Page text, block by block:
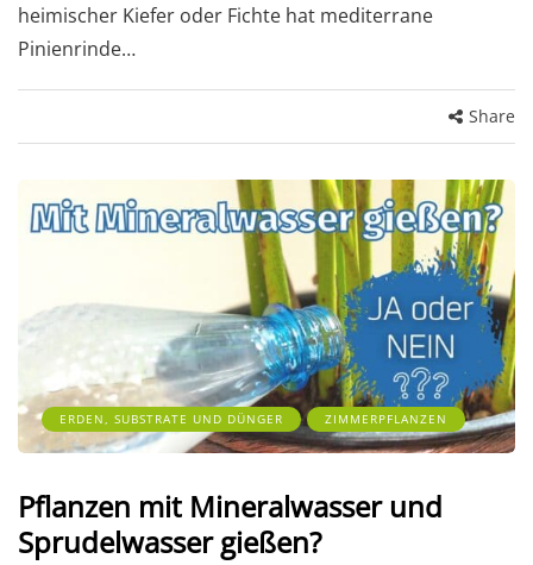
heimischer Kiefer oder Fichte hat mediterrane
Pinienrinde…
Share
ERDEN, SUBSTRATE UND DÜNGER ZIMMERPFLANZEN
Pflanzen mit Mineralwasser und
Sprudelwasser gießen?